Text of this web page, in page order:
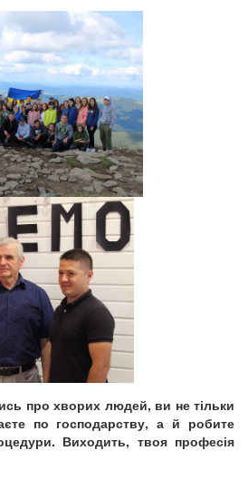
про хворих людей, ви не тільки
по господарству, а й робите
Виходить, твоя професія